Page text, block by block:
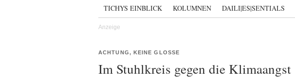
TICHYS EINBLICK KOLUMNEN DAILI|ES|SENTIALS
ACHTUNG, KEINE GLOSSE
Im Stuhlkreis gegen die Klimaangst